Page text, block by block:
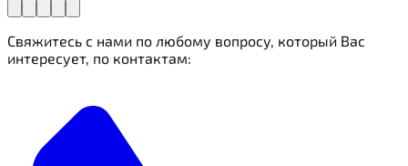
Свяжитесь с нами по любому вопросу, который Вас
интересует, по контактам: